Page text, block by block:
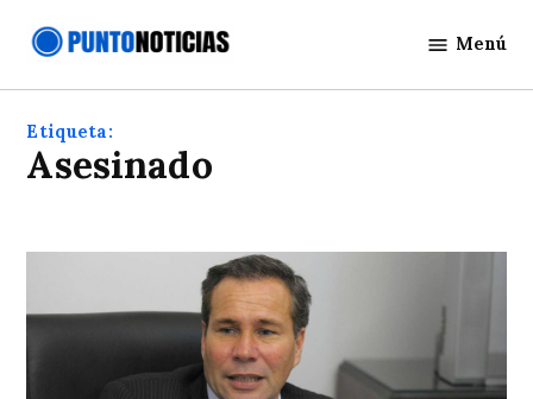
Noticias
Menú
Etiqueta:
asesinado